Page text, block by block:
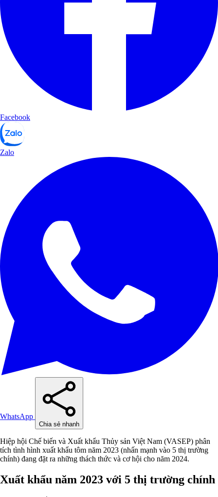
Facebook
Zalo
WhatsApp
Chia sẻ nhanh
Hiệp hội Chế biến và Xuất khẩu Thủy sản Việt Nam (VASEP) phân
tích tình hình xuất khẩu tôm năm 2023 (nhấn mạnh vào 5 thị trường
chính) đang đặt ra những thách thức và cơ hội cho năm 2024.
Xuất khẩu năm 2023 với 5 thị trường chính